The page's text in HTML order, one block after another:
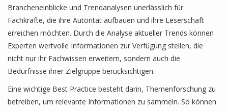
Brancheneinblicke und Trendanalysen unerlässlich für
Fachkräfte, die ihre Autorität aufbauen und ihre Leserschaft
erreichen möchten. Durch die Analyse aktueller Trends können
Experten wertvolle Informationen zur Verfügung stellen, die
nicht nur ihr Fachwissen erweitern, sondern auch die
Bedürfnisse ihrer Zielgruppe berücksichtigen.
Eine wichtige Best Practice besteht darin, Themenforschung zu
betreiben, um relevante Informationen zu sammeln. So können